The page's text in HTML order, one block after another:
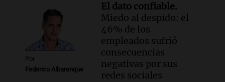
Por
Federico Albarenque
El dato confiable.
Miedo al despido: el
46% de los
empleados sufrió
consecuencias
negativas por sus
redes sociales